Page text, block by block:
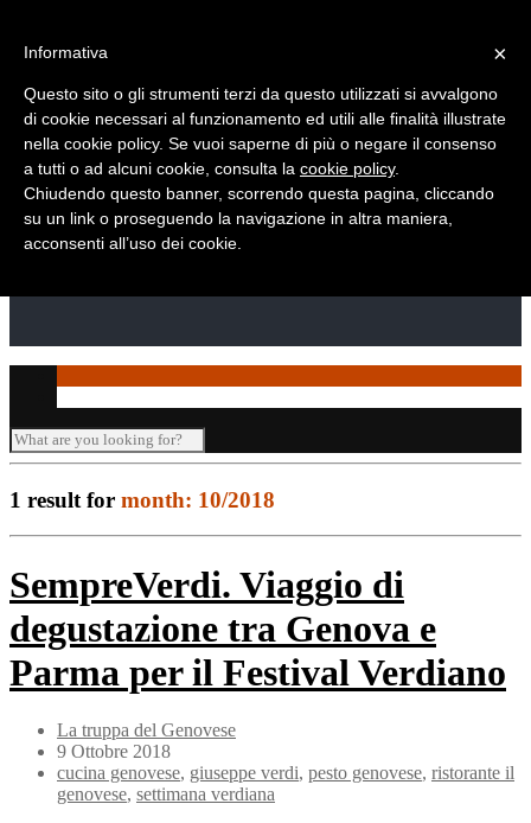
1 result for month: 10/2018
SempreVerdi. Viaggio di
degustazione tra Genova e
Parma per il Festival Verdiano
La truppa del Genovese
9 Ottobre 2018
cucina genovese, giuseppe verdi, pesto genovese, ristorante il
genovese, settimana verdiana
×
Informativa
Questo sito o gli strumenti terzi da questo utilizzati si avvalgono
di cookie necessari al funzionamento ed utili alle finalità illustrate
nella cookie policy. Se vuoi saperne di più o negare il consenso
a tutti o ad alcuni cookie, consulta la cookie policy.
Chiudendo questo banner, scorrendo questa pagina, cliccando
su un link o proseguendo la navigazione in altra maniera,
acconsenti all’uso dei cookie.